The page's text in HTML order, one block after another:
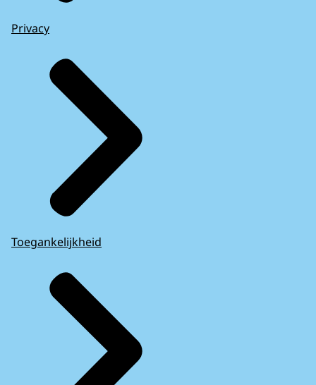
Privacy
Toegankelijkheid